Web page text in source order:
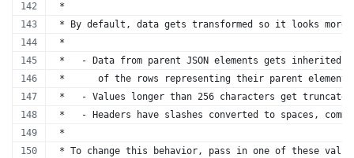
*
* By default, data gets transformed so it looks
*
*   - Data from parent JSON elements gets
*      of the rows representing their parent
*   - Values longer than 256 characters get
*   - Headers have slashes converted to spaces,
*
* To change this behavior, pass in one of these